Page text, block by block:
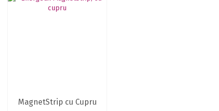
MagnetStrip cu Cupru